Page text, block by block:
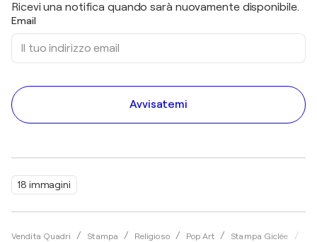
18 immagini
Vendita Quadri Stampa Religioso Pop Art Stampa Giclée
Ricevi una notifica quando sarà nuovamente disponibile.
Email
Avvisatemi